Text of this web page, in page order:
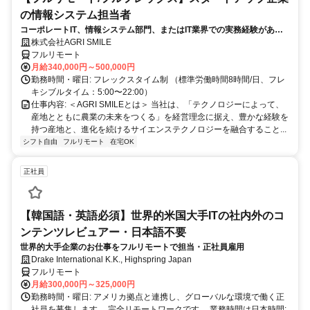
の情報システム担当者
コーポレートIT、情報システム部門、またはIT業界での実務経験がある
方、大歓迎！
株式会社AGRI SMILE
フルリモート
月給340,000円～500,000円
勤務時間・曜日: フレックスタイム制 （標準労働時間8時間/日、フレ
キシブルタイム：5:00〜22:00）
仕事内容: ＜AGRI SMILEとは＞ 当社は、「テクノロジーによって、
産地とともに農業の未来をつくる」を経営理念に据え、豊かな経験を
持つ産地と、進化を続けるサイエンステクノロジーを融合すること...
シフト自由 フルリモート 在宅OK
正社員
【韓国語・英語必須】世界的米国大手ITの社内外のコ
ンテンツレビュアー・日本語不要
世界的大手企業のお仕事をフルリモートで担当・正社員雇用
Drake International K.K., Highspring Japan
フルリモート
月給300,000円～325,000円
勤務時間・曜日: アメリカ拠点と連携し、グローバルな環境で働く正